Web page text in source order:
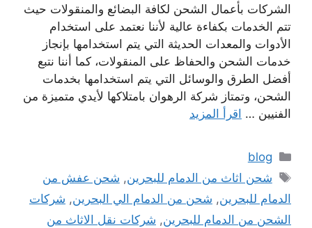
الشركات بأعمال الشحن لكافة البضائع والمنقولات حيث
تتم الخدمات بكفاءة عالية لأننا نعتمد على استخدام
الأدوات والمعدات الحديثة التي يتم استخدامها بإنجاز
خدمات الشحن والحفاظ على المنقولات، كما أننا نتبع
أفضل الطرق والوسائل التي يتم استخدامها بخدمات
الشحن، وتمتاز شركة الرهوان بامتلاكها لأيدي متميزة من
الفنيين … اقرأ المزيد
التصنيفات
blog
الوسوم
شحن اثاث من الدمام للبحرين, شحن عفش من
الدمام للبحرين, شحن من الدمام الي البحرين, شركات
الشحن من الدمام للبحرين, شركات نقل الاثاث من